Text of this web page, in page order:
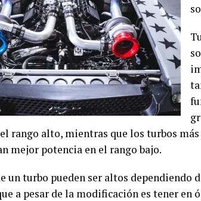
rango alto, mientras que los turbos
mejor potencia en el rango bajo.
un turbo pueden ser altos
a pesar de la modificación es tener